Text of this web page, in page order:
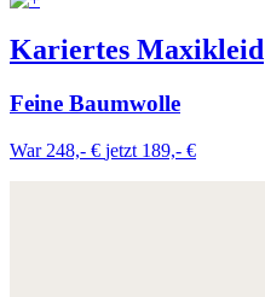
Kariertes Maxikleid
Feine Baumwolle
War 248,- € jetzt 189,- €